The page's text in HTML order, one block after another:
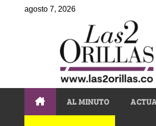
agosto 7, 2026
AL MINUTO